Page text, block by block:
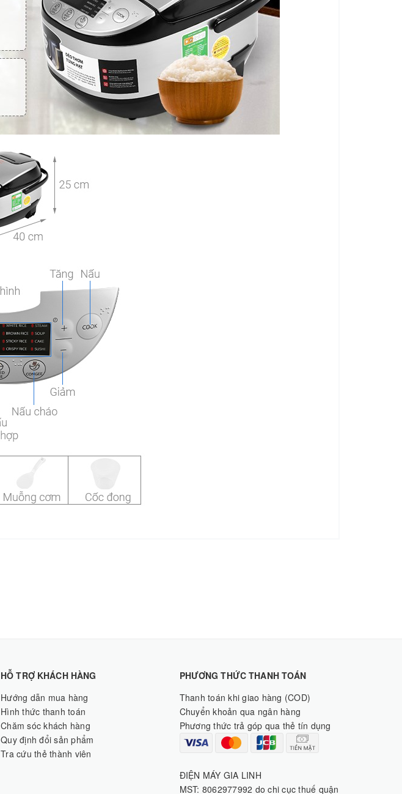
HỖ TRỢ KHÁCH HÀNG
Hướng dẫn mua hàng
Hình thức thanh toán
Chăm sóc khách hàng
Quy định đổi sản phẩm
Tra cứu thẻ thành viên
PHƯƠNG THỨC THANH TOÁN
Thanh toán khi giao hàng (COD)
Chuyển khoản qua ngân hàng
Phương thức trả góp qua thẻ tín dụng
ĐIỆN MÁY GIA LINH
MST: 8062977992 do chi cục thuế quận